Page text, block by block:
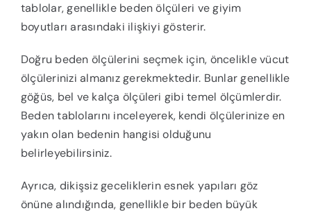
tablolar, genellikle beden ölçüleri ve giyim
boyutları arasındaki ilişkiyi gösterir.
Doğru beden ölçülerini seçmek için, öncelikle vücut
ölçülerinizi almanız gerekmektedir. Bunlar genellikle
göğüs, bel ve kalça ölçüleri gibi temel ölçümlerdir.
Beden tablolarını inceleyerek, kendi ölçülerinize en
yakın olan bedenin hangisi olduğunu
belirleyebilirsiniz.
Ayrıca, dikişsiz geceliklerin esnek yapıları göz
önüne alındığında, genellikle bir beden büyük